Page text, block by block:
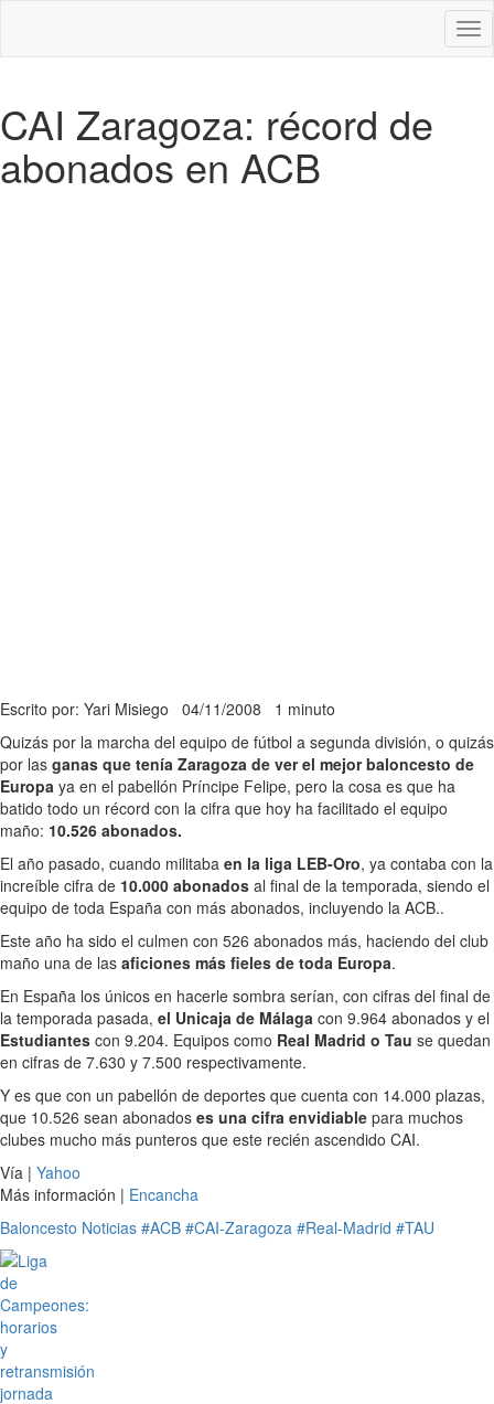
CAI Zaragoza: récord de
abonados en ACB
Escrito por: Yari Misiego 04/11/2008 1 minuto
Quizás por la marcha del equipo de fútbol a segunda división, o quizás
por las ganas que tenía Zaragoza de ver el mejor baloncesto de
Europa ya en el pabellón Príncipe Felipe, pero la cosa es que ha
batido todo un récord con la cifra que hoy ha facilitado el equipo
maño: 10.526 abonados.
El año pasado, cuando militaba en la liga LEB-Oro, ya contaba con la
increíble cifra de 10.000 abonados al final de la temporada, siendo el
equipo de toda España con más abonados, incluyendo la ACB..
Este año ha sido el culmen con 526 abonados más, haciendo del club
maño una de las aficiones más fieles de toda Europa.
En España los únicos en hacerle sombra serían, con cifras del final de
la temporada pasada, el Unicaja de Málaga con 9.964 abonados y el
Estudiantes con 9.204. Equipos como Real Madrid o Tau se quedan
en cifras de 7.630 y 7.500 respectivamente.
Y es que con un pabellón de deportes que cuenta con 14.000 plazas,
que 10.526 sean abonados es una cifra envidiable para muchos
clubes mucho más punteros que este recién ascendido CAI.
Vía | Yahoo
Más información | Encancha
Baloncesto Noticias #ACB #CAI-Zaragoza #Real-Madrid #TAU